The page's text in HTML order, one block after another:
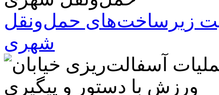
زیرساخت‌های حمل‌ونقل
شهری